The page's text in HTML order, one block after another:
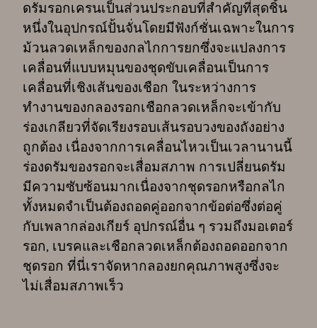
ดรัมรอกเครนเป็นส่วนประกอบที่สำคัญที่สุดชิ้น
หนึ่งในอุปกรณ์ปั้นจั่นโดยมีฟังก์ชั่นเฉพาะในการ
ม้วนลวดเหล็กของกลไกการยกซึ่งจะแปลงการ
เคลื่อนที่แบบหมุนของชุดขับเคลื่อนเป็นการ
เคลื่อนที่เชิงเส้นของเชือก ในระหว่างการ
ทำงานของกลองรอกเชือกลวดเหล็กจะเข้ากับ
ร่องเกลียวที่จัดเรียงรอบเส้นรอบวงของถังอย่าง
ถูกต้อง เนื่องจากการเคลื่อนไหวเป็นเวลานานนี้
ร่องดรัมของรอกจะเสื่อมสภาพ การเปลี่ยนดรัม
มีความซับซ้อนมากเนื่องจากชุดรอกหรือกลไก
ทั้งหมดจำเป็นต้องถอดคู่ออกจากข้อต่อซึ่งต่อคู่
กับเพลากล่องเกียร์ อุปกรณ์อื่น ๆ รวมถึงมอเตอร์
รอก, เบรคและเชือกลวดเหล็กต้องถอดออกจาก
ชุดรอก ที่นี่เราจัดหากลองยกคุณภาพสูงซึ่งจะ
ไม่เสื่อมสภาพเร็ว